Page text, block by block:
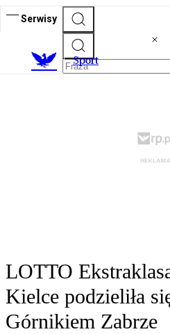
Serwisy
Sport
LOTTO
Kielce podzieliła
Górnikiem Zabrze